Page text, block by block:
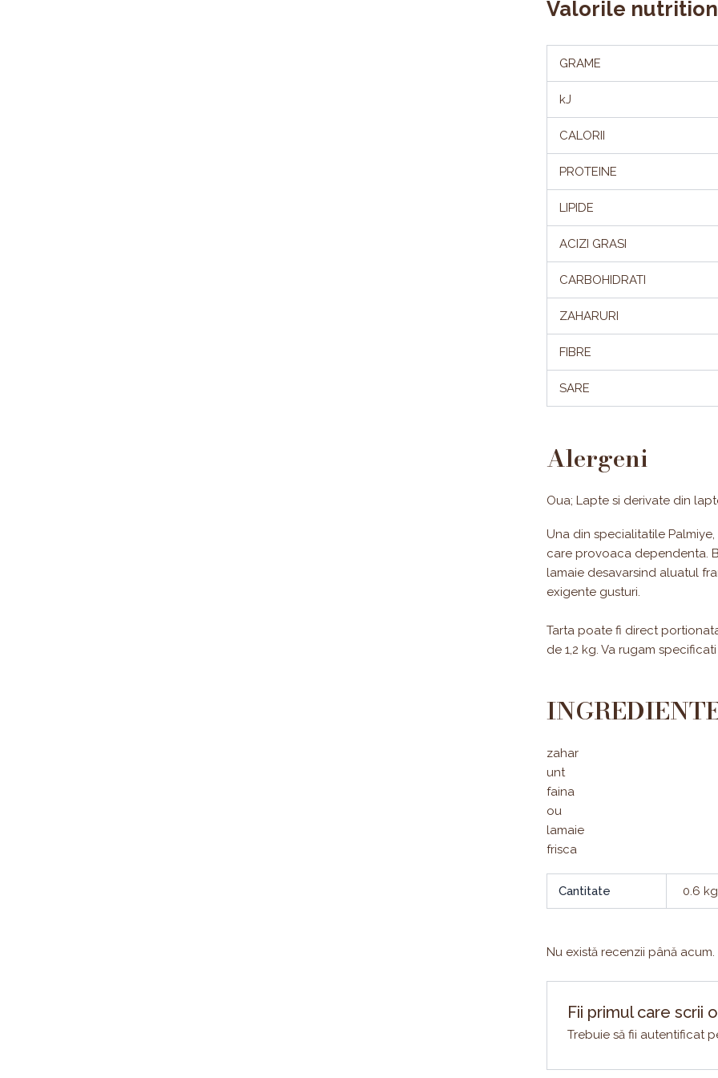
Valorile
GRAME
kJ
CALORII
PROTEINE
LIPIDE
ACIZI GRASI
CARBOHIDRATI
ZAHARURI
FIBRE
SARE
Alergeni
Oua; Lapte si derivate din
Una din specialitatile
care provoaca dependenta.
lamaie desavarsind aluatul
exigente gusturi.
Tarta poate fi direct
de 1,2 kg. Va rugam
zahar
unt
faina
ou
lamaie
frisca
Cantitate 0.6
Nu există recenzii până acum.
Fii primul care scrii
Trebuie să fii autentificat